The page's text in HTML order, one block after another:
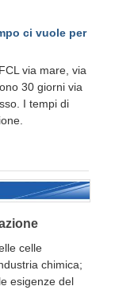
ci vuole per
via mare, via
30 giorni via
I tempi di
celle
chimica;
esigenze del